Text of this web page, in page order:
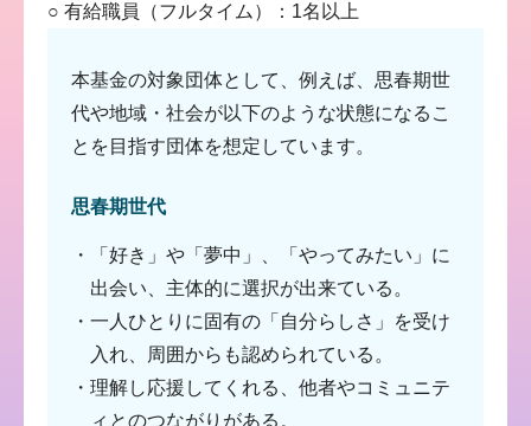
○ 有給職員（フルタイム）：1名以上
本基金の対象団体として、例えば、思春期世
代や地域・社会が以下のような状態になるこ
とを目指す団体を想定しています。
思春期世代
・「好き」や「夢中」、「やってみたい」に
出会い、主体的に選択が出来ている。
・一人ひとりに固有の「自分らしさ」を受け
入れ、周囲からも認められている。
・理解し応援してくれる、他者やコミュニテ
ィとのつながりがある。